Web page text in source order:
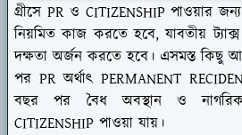
গ্রীসে PR ও CITIZENSHIP পাওয়ার
নিয়মিত কাজ করতে হবে, যাবতীয়
দক্ষতা অর্জন করতে হবে। এসমস্ত কিছু
পর PR অর্থাৎ PERMANENT
বছর পর বৈধ অবস্থান ও নাগরিক
CITIZENSHIP পাওয়া যায়।